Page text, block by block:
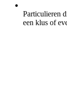
Particulieren
een klus of